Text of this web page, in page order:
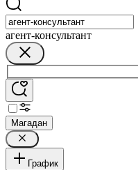
агент-консультант
Магадан
График